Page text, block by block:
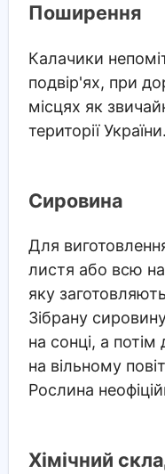
Поширення
Калачики
подвір'ях, при
місцях як
території України.
Сировина
Для
листя або всю
яку
Зібрану
на сонці, а
на вільному
Рослина
Хімічний